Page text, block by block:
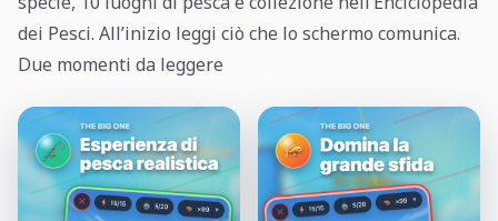
dei Pesci. All’inizio leggi ciò che lo schermo comunica.
Due momenti da leggere